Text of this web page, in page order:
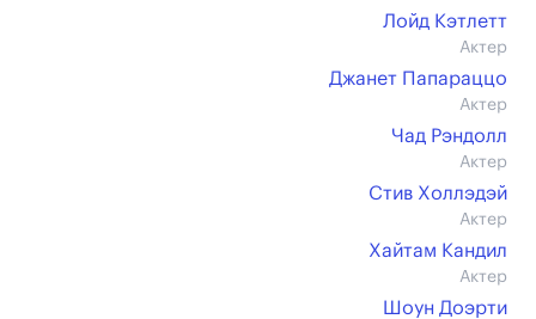
Лойд Кэтлетт
Актер
Джанет Папараццо
Актер
Чад Рэндолл
Актер
Стив Холлэдэй
Актер
Хайтам Кандил
Актер
Шоун Доэрти